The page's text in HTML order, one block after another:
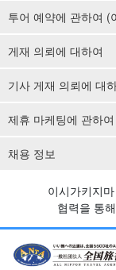
투어 예약에 관하여 (
게재 의뢰에 대하여
기사 게재 의뢰에 대
제휴 마케팅에 관하여
채용 정보
이시가키지
협력을 통